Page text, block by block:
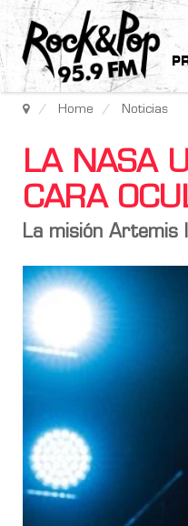
Home Noticias
LA NASA
CARA
La misión Artemis